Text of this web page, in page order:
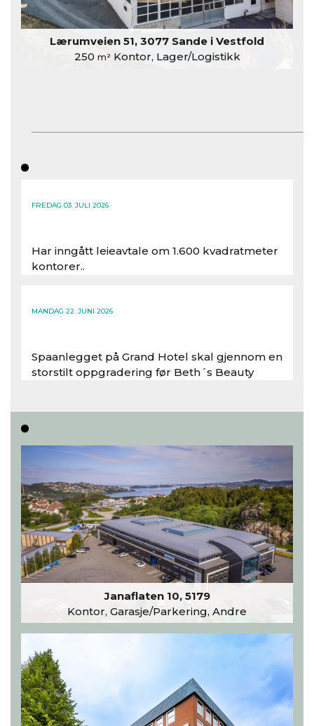
Lærumveien 51, 3077 Sande i Vestfold
250 m²Kontor, Lager/Logistikk
FREDAG 03. JULI 2026
Har inngått leieavtale om 1.600 kvadratmeter
kontorer..
MANDAG 22. JUNI 2026
Spaanlegget på Grand Hotel skal gjennom en
storstilt oppgradering før Beth´s Beauty
Les hele artikkelen
Janaflaten 10, 5179
Kontor, Garasje/Parkering, Andre